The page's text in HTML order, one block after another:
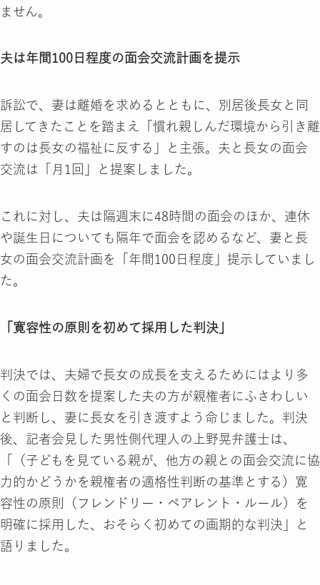
ません。
夫は年間100日程度の面会交流計画を提示
訴訟で、妻は離婚を求めるとともに、別居後長女と同
居してきたことを踏まえ「慣れ親しんだ環境から引き離
すのは長女の福祉に反する」と主張。夫と長女の面会
交流は「月1回」と提案しました。
これに対し、夫は隔週末に48時間の面会のほか、連休
や誕生日についても隔年で面会を認めるなど、妻と長
女の面会交流計画を「年間100日程度」提示していまし
た。
「寛容性の原則を初めて採用した判決」
判決では、夫婦で長女の成長を支えるためにはより多
くの面会日数を提案した夫の方が親権者にふさわしい
と判断し、妻に長女を引き渡すよう命じました。判決
後、記者会見した男性側代理人の上野晃弁護士は、
「（子どもを見ている親が、他方の親との面会交流に協
力的かどうかを親権者の適格性判断の基準とする）寛
容性の原則（フレンドリー・ペアレント・ルール）を
明確に採用した、おそらく初めての画期的な判決」と
語りました。